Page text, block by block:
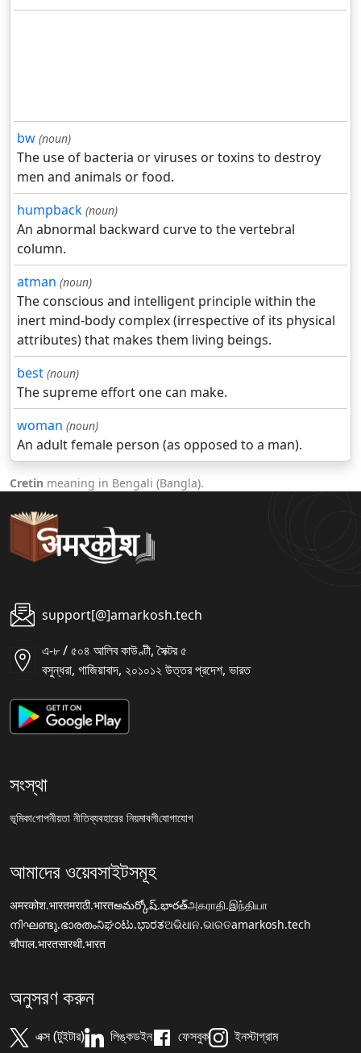
bw (noun)
The use of bacteria or viruses or toxins to destroy
men and animals or food.
humpback (noun)
An abnormal backward curve to the vertebral
column.
atman (noun)
The conscious and intelligent principle within the
inert mind-body complex (irrespective of its physical
attributes) that makes them living beings.
best (noun)
The supreme effort one can make.
woman (noun)
An adult female person (as opposed to a man).
Cretin meaning in Bengali (Bangla).
support[@]amarkosh.tech
এ-৮ / ৫০৪ আলিব কাউণ্টী, সৈক্টর ৫
বসুন্ধরা, গাজিয়াবাদ, ২০১০১২ উত্তর প্রদেশ, ভারত
সংস্থা
ভূমিকাগোপনীয়তা নীতিব্যবহারের নিয়মাবলীযোগাযোগ
আমাদের ওয়েবসাইটসমূহ
अमरकोश.भारतमराठी.भारतఅమర్కోష్.భారత్அகராதி.இந்தியா
നിഘണ്ടു.ഭാരതംನಿಘಂಟು.ಭಾರತଅଭିଧାନ.ଭାରତamarkosh.tech
चौपाल.भारतसारथी.भारत
অনুসরণ করুন
এক্স (টুইটার) লিঙ্কডইন ফেসবুক ইনস্টাগ্রাম